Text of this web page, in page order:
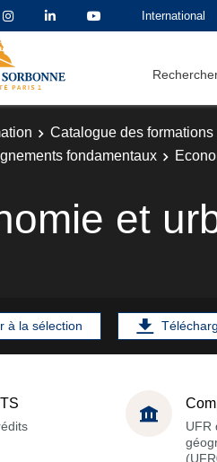
International
Catalogue des formations
fondamentaux
et
à la sélection
UFR